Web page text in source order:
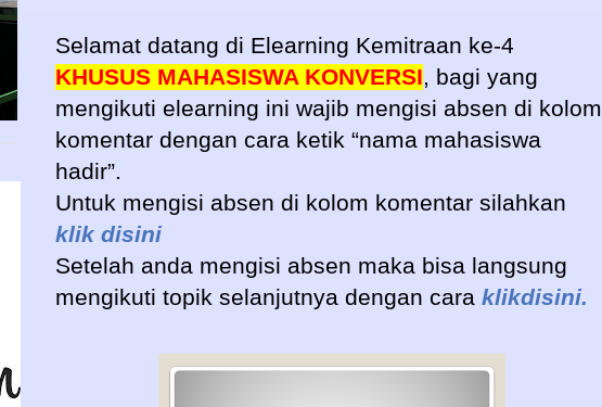
Selamat datang di Elearning Kemitraan ke-4
KHUSUS MAHASISWA KONVERSI, bagi yang
mengikuti elearning ini wajib mengisi absen di kolom
komentar dengan cara ketik “nama mahasiswa
hadir”.
Untuk mengisi absen di kolom komentar silahkan
klik disini
Setelah anda mengisi absen maka bisa langsung
mengikuti topik selanjutnya dengan cara klikdisini.